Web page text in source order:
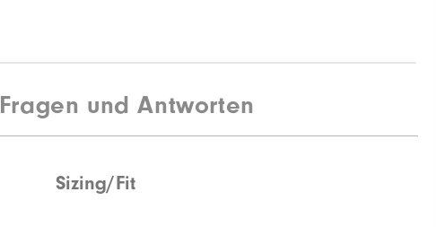
Fragen und Antworten
Sizing/Fit